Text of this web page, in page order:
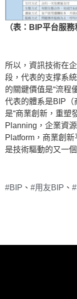
（表：BIP平台服
所以，資訊技術在
段，代表的支撑系
的關鍵價值是“流程
代表的體系是BIP（
是“商業創新，重塑
Planning，企業資
Platform，商業創
是技術驅動的又一
#BIP 、 #用友BIP 、